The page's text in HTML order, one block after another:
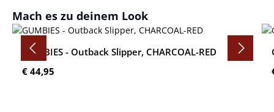
Productgalerij overslaan
Mach es zu deinem Look
GUMBIES - Outback Slipper, CHARCOAL-RED
Normale prijs:
€ 44,95